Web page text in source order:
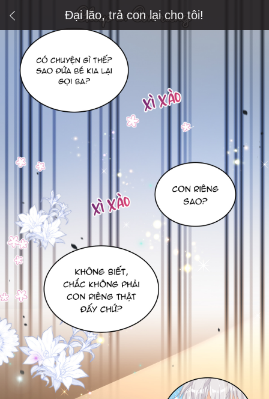
Đại lão, trả con lại cho tôi!